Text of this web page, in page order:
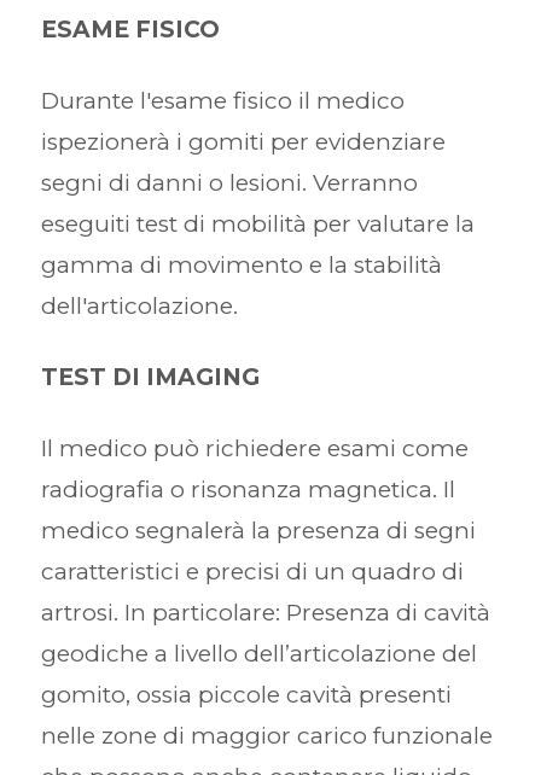
ESAME FISICO
Durante l'esame fisico il medico
ispezionerà i gomiti per evidenziare
segni di danni o lesioni. Verranno
eseguiti test di mobilità per valutare la
gamma di movimento e la stabilità
dell'articolazione.
TEST DI IMAGING
Il medico può richiedere esami come
radiografia o risonanza magnetica. Il
medico segnalerà la presenza di segni
caratteristici e precisi di un quadro di
artrosi. In particolare: Presenza di cavità
geodiche a livello dell’articolazione del
gomito, ossia piccole cavità presenti
nelle zone di maggior carico funzionale